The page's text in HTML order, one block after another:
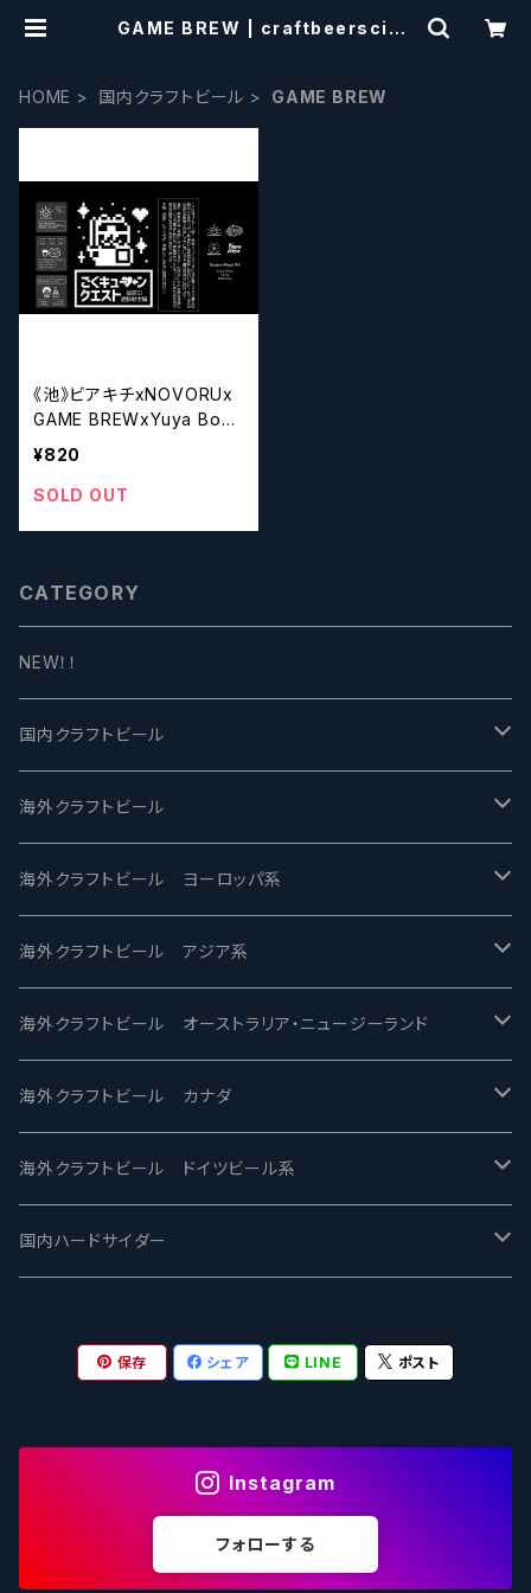
GAME BREW | craftbeersciss
HOME 国内クラフトビール GAME BREW
《池》ビアキチxNOVORUx
GAME BREWxYuya Boys
くキューンクエスト【クラ
¥820
SOLD OUT
CATEGORY
NEW！！
国内クラフトビール
UCHU BREWING -うちゅうブルーイング
バテレ -VERTERE
2nd Story Ale Works -セカンドストーリー
ビアへるん - Beer Hearn
忽布古丹醸造 - HOP KOTAN
ワイマーケットブルーイング Y.Market Brewing
志賀高原ビール - SIGAKOGEN
箕面ビール - MINOH BEER
サンクトガーレン - Sankt Gallen
ウェストコーストブルーイング -WCB
海外クラフトビール
Modern Times モダンタイムズ
Maui マウイ
Toppling Goliath トップリンゴライアス
Fair State フェアステイト
Lagunitas ラグニタス
FirestoneWalker ファイアストーン
Mikkeller ミッケラー
Hop Nation ホップネーション
Brewski ブリュースキー
海外クラフトビール ヨーロッパ系
UnBarred -アンバード
SAIREN /サイレン
ワイルドチャイルド - Wilde Child
BrewDog Brewery - ブリュードッグ
The Flying Inn / ザ フライイング イン
Lambiek Fabriek - ファブリーク
Marble / マーブル
Buxton - バクストン
海外クラフトビール アジア系
gweilo-鬼佬 グウァイロ
Heart Of Darkness - ハートオブダークネス
Carbon brews -カーボン
TAIHU - タイフー
Behemoth - ベヒーモス
海外クラフトビール オーストラリア・ニュージーランド
ROCKY RIDGE - ロッキーリッジ
BODRIGGY BREWING ボッドリッジー
CO-CONSPIRATORS コ・コンスピレーターズ
Deep Creek Brewing Co.
8 Wired エイトワイアード
Isthmus イスムス
海外クラフトビール カナダ
Jackie O's ジャッキーオーズ
Westbrook ウェストブルック
Strathcona ストラスコナ
ODIN BREWING オディン
Electric Bicycle エレクトリックバイシクル
海外クラフトビール ドイツビール系
Karmeliten カーメリテン
Früh フリュー
Plank プランク
Tucher トゥーハー
国内ハードサイダー
保存 シェア LINE ポスト
Instagram
フォローする